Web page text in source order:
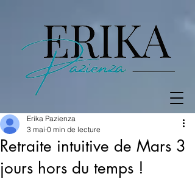
Retraite intuitive de Mars 3
jours hors du temps !
Erika Pazienza
3 mai 0 min de lecture